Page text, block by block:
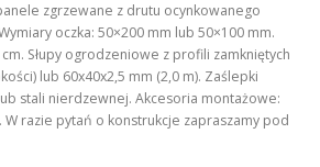
zgrzewane z drutu ocynkowanego
oczka: 50×200 mm lub 50×100 mm.
Słupy ogrodzeniowe z profili zamkniętych
lub 60x40x2,5 mm (2,0 m). Zaślepki
stali nierdzewnej. Akcesoria montażowe:
razie pytań o konstrukcje zapraszamy pod